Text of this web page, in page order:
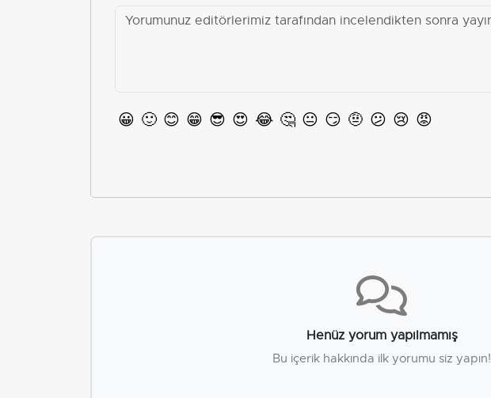
😀 🙂 😊 😁 😎 😍 😂 🤔 😐 😏 🤨 😕 😢 😡
Henüz yorum yapılmamış
Bu içerik hakkında ilk yorumu siz yapın!